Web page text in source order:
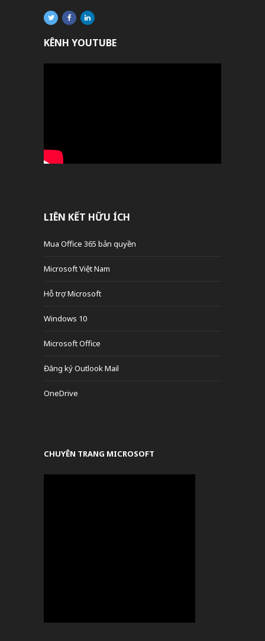
KÊNH YOUTUBE
LIÊN KẾT HỮU ÍCH
Mua Office 365 bản quyền
Microsoft Việt Nam
Hỗ trợ Microsoft
Windows 10
Microsoft Office
Đăng ký Outlook Mail
OneDrive
CHUYÊN TRANG MICROSOFT